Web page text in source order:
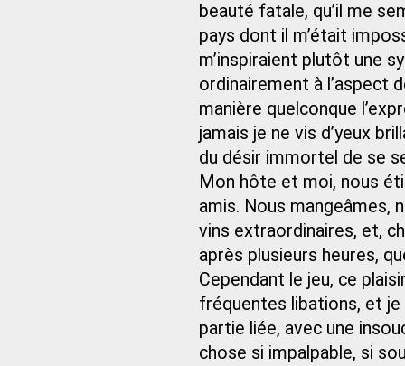
beauté fatale, qu’il me
pays dont il m’était
m’inspiraient plutôt une
ordinairement à l’aspect
manière quelconque
jamais je ne vis d’yeux
du désir immortel de se
Mon hôte et moi, nous
amis. Nous
vins extraordinaires, et,
après plusieurs heures,
Cependant le jeu, ce
fréquentes libations, et je
partie liée, avec une
chose si impalpable, si